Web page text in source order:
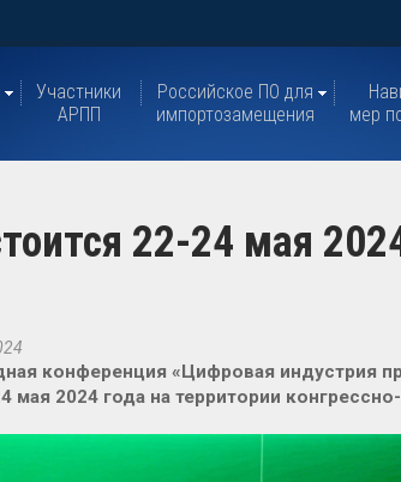
Участники
АРПП
Российское ПО для
импортозамещения
мер
22-24 мая
конференция «Цифровая индустрия
мая 2024 года на территории